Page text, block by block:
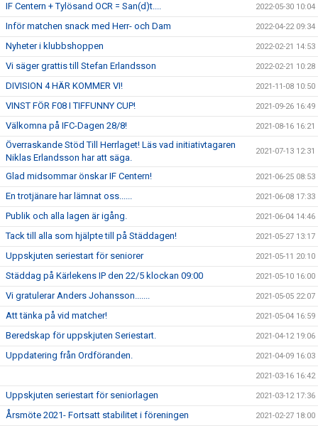
IF Centern + Tylösand OCR = San(d)t.... 2022-05-30 10:04
Inför matchen snack med Herr- och Dam 2022-04-22 09:34
Nyheter i klubbshoppen 2022-02-21 14:53
Vi säger grattis till Stefan Erlandsson 2022-02-21 10:28
DIVISION 4 HÄR KOMMER VI! 2021-11-08 10:50
VINST FÖR F08 I TIFFUNNY CUP! 2021-09-26 16:49
Välkomna på IFC-Dagen 28/8! 2021-08-16 16:21
Överraskande Stöd Till Herrlaget! Läs vad initiativtagaren
Niklas Erlandsson har att säga.
2021-07-13 12:31
Glad midsommar önskar IF Centern! 2021-06-25 08:53
En trotjänare har lämnat oss...... 2021-06-08 17:33
Publik och alla lagen är igång. 2021-06-04 14:46
Tack till alla som hjälpte till på Städdagen! 2021-05-27 13:17
Uppskjuten seriestart för seniorer 2021-05-11 20:10
Städdag på Kärlekens IP den 22/5 klockan 09:00 2021-05-10 16:00
Vi gratulerar Anders Johansson....... 2021-05-05 22:07
Att tänka på vid matcher! 2021-05-04 16:59
Beredskap för uppskjuten Seriestart. 2021-04-12 19:06
Uppdatering från Ordföranden. 2021-04-09 16:03
2021-03-16 16:42
Uppskjuten seriestart för seniorlagen 2021-03-12 17:36
Årsmöte 2021- Fortsatt stabilitet i föreningen 2021-02-27 18:00